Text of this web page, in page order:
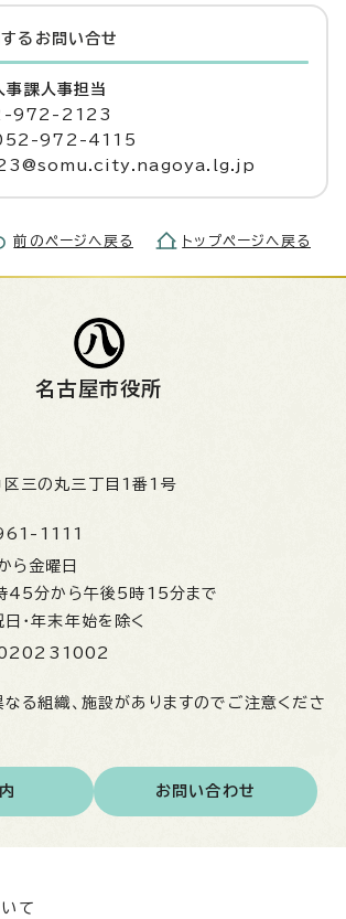
るお問い合せ
事課人事担当
972-2123
052-972-4115
前のページへ戻る トップページへ戻る
名古屋市役所
区三の丸三丁目1番1号
1111
ら金曜日
45分から午後5時15分まで
日・年末年始を除く
る組織、施設がありますのでご注意くださ
お問い合わせ
て